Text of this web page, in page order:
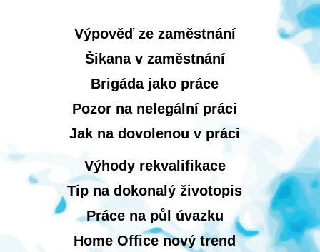
Výpověď ze zaměstnání
Šikana v zaměstnání
Brigáda jako práce
Pozor na nelegální práci
Jak na dovolenou v práci
Výhody rekvalifikace
Tip na dokonalý životopis
Práce na půl úvazku
Home Office nový trend